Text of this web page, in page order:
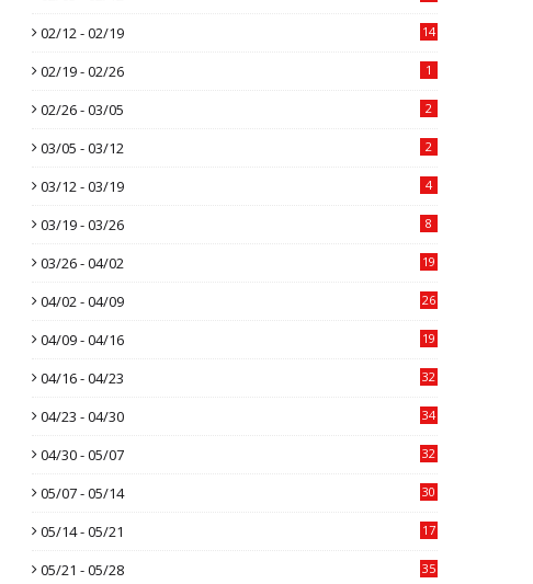
02/12 - 02/19 14
02/19 - 02/26 1
02/26 - 03/05 2
03/05 - 03/12 2
03/12 - 03/19 4
03/19 - 03/26 8
03/26 - 04/02 19
04/02 - 04/09 26
04/09 - 04/16 19
04/16 - 04/23 32
04/23 - 04/30 34
04/30 - 05/07 32
05/07 - 05/14 30
05/14 - 05/21 17
05/21 - 05/28 35